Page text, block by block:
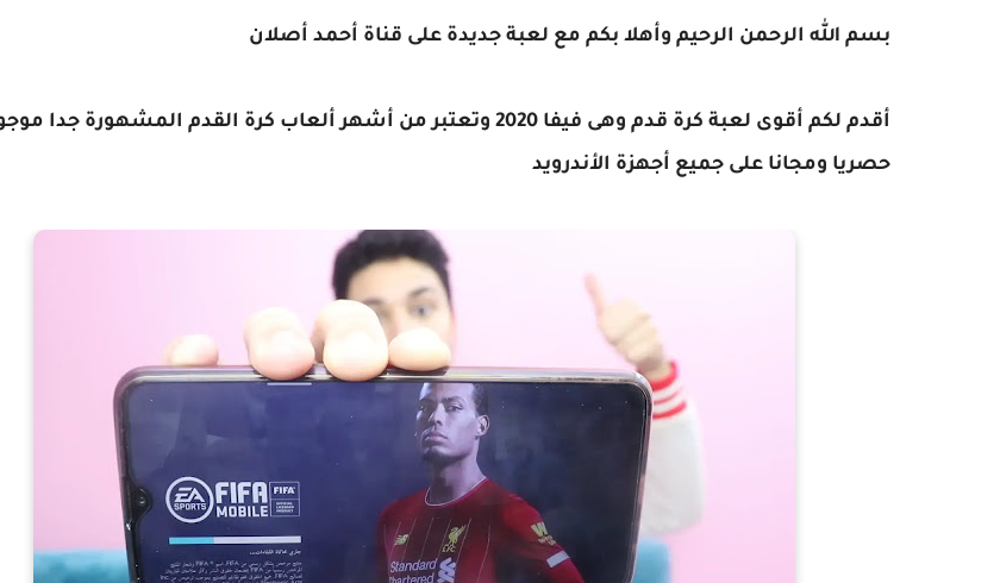
بسم الله الرحمن الرحيم وأهلا بكم مع لعبة جديدة على قناة أحمد أصلان
أقدم لكم أقوى لعبة كرة قدم وهى فيفا 2020 وتعتبر من أشهر ألعاب كرة القدم المشهورة جدا
حصريا ومجانا على جميع أجهزة الأندرويد